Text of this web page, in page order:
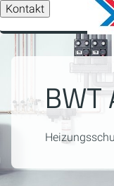
Kontakt
BWT